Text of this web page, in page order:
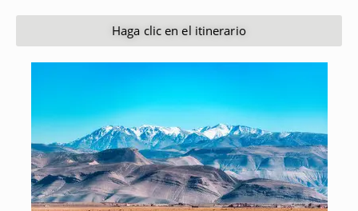
Haga clic en el itinerario